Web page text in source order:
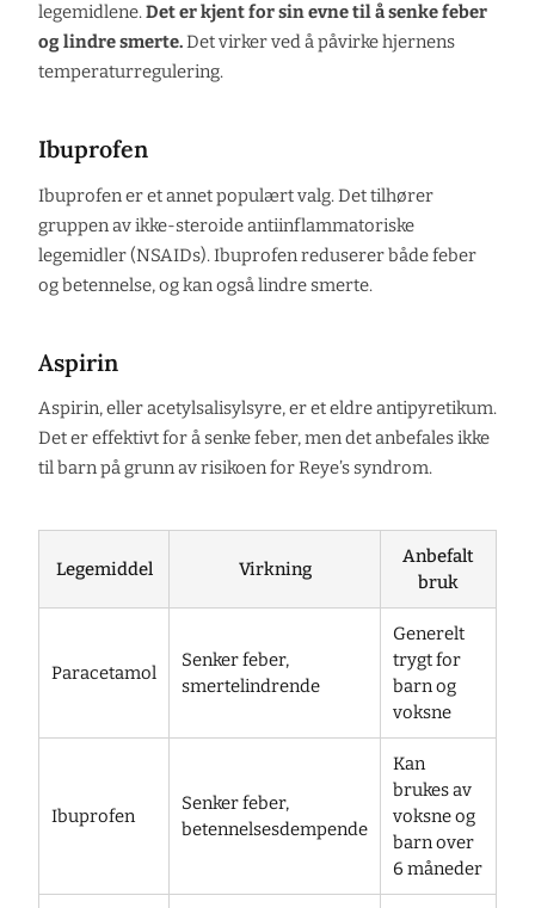
legemidlene.Det er kjent for sin evne til å senke feber
og lindre smerte.Det virker ved å påvirke hjernens
temperaturregulering.
Ibuprofen
Ibuprofen er et annet populært valg. Det tilhører
gruppen av ikke-steroide antiinflammatoriske
legemidler (NSAIDs). Ibuprofen reduserer både feber
og betennelse, og kan også lindre smerte.
Aspirin
Aspirin, eller acetylsalisylsyre, er et eldre antipyretikum.
Det er effektivt for å senke feber, men det anbefales ikke
til barn på grunn av risikoen for Reye’s syndrom.
Legemiddel Virkning
Anbefalt
bruk
Paracetamol
Senker feber,
smertelindrende
Generelt
trygt for
barn og
voksne
Ibuprofen
Senker feber,
betennelsesdempende
Kan
brukes av
voksne og
barn over
6 måneder